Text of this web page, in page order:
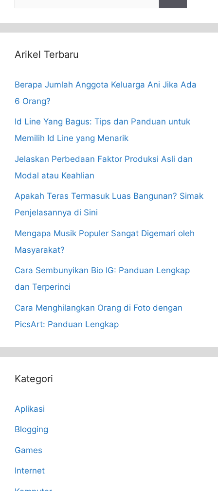
for:
Arikel Terbaru
Berapa Jumlah Anggota Keluarga Ani Jika Ada
6 Orang?
Id Line Yang Bagus: Tips dan Panduan untuk
Memilih Id Line yang Menarik
Jelaskan Perbedaan Faktor Produksi Asli dan
Modal atau Keahlian
Apakah Teras Termasuk Luas Bangunan? Simak
Penjelasannya di Sini
Mengapa Musik Populer Sangat Digemari oleh
Masyarakat?
Cara Sembunyikan Bio IG: Panduan Lengkap
dan Terperinci
Cara Menghilangkan Orang di Foto dengan
PicsArt: Panduan Lengkap
Kategori
Aplikasi
Blogging
Games
Internet